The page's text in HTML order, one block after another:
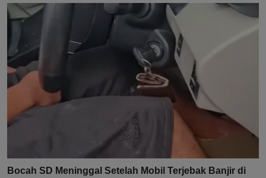
Bocah SD Meninggal Setelah Mobil Terjebak Banjir di